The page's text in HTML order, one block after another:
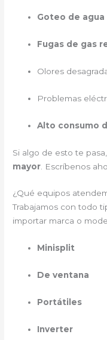
Goteo de agua
Fugas de gas
Olores
Problemas
Alto consumo
Si algo de esto te pasa,
mayor . Escríbenos
¿Qué equipos
Trabajamos con todo
importar marca o
Minisplit
De ventana
Portátiles
Inverter